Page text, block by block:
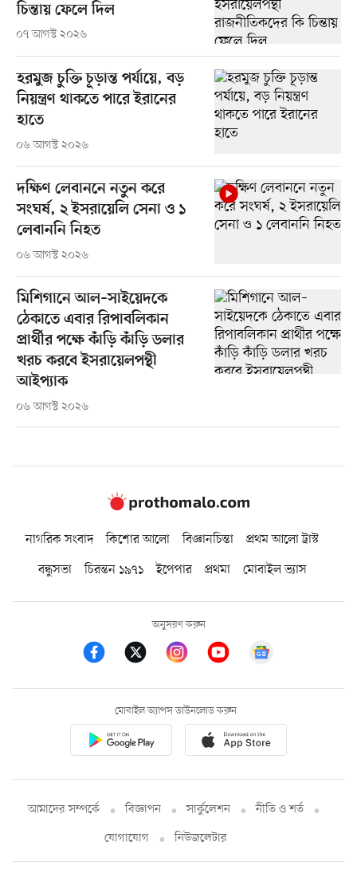
চিন্তায় ফেলে দিল
০৭ আগস্ট ২০২৬
হরমুজ চুক্তি চূড়ান্ত পর্যায়ে, বড়
নিয়ন্ত্রণ থাকতে পারে ইরানের
হাতে
০৬ আগস্ট ২০২৬
দক্ষিণ লেবাননে নতুন করে
সংঘর্ষ, ২ ইসরায়েলি সেনা ও ১
লেবাননি নিহত
০৬ আগস্ট ২০২৬
মিশিগানে আল–সাইয়েদকে
ঠেকাতে এবার রিপাবলিকান
প্রার্থীর পক্ষে কাঁড়ি কাঁড়ি ডলার
খরচ করবে ইসরায়েলপন্থী
আইপ্যাক
০৬ আগস্ট ২০২৬
নাগরিক সংবাদ কিশোর আলো বিজ্ঞানচিন্তা
প্রথম আলো ট্রাস্ট
বন্ধুসভা
চিরন্তন ১৯৭১ ইপেপার প্রথমা মোবাইল ভ্যাস
অনুসরণ করুন
মোবাইল অ্যাপস ডাউনলোড করুন
আমাদের সম্পর্কে বিজ্ঞাপন সার্কুলেশন
নীতি ও শর্ত
যোগাযোগ
নিউজলেটার